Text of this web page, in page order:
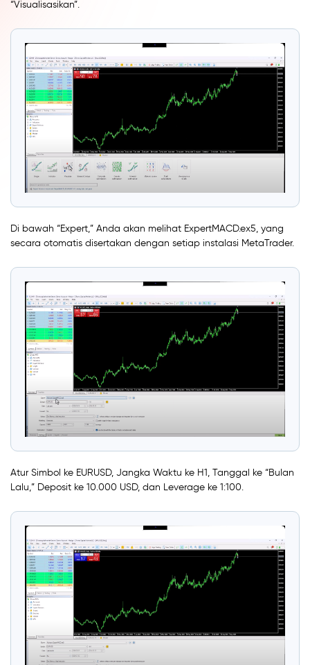
“Visualisasikan”.
Di bawah “Expert,” Anda akan melihat ExpertMACD.ex5, yang
secara otomatis disertakan dengan setiap instalasi MetaTrader.
Atur Simbol ke EURUSD, Jangka Waktu ke H1, Tanggal ke “Bulan
Lalu,” Deposit ke 10.000 USD, dan Leverage ke 1:100.